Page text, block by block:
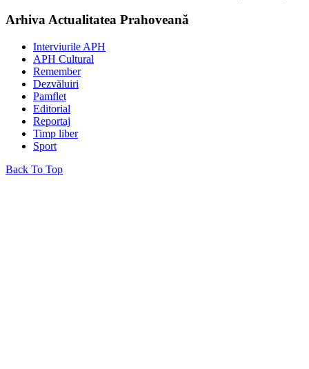
Arhiva Actualitatea Prahoveană
Interviurile APH
APH Cultural
Remember
Dezvăluiri
Pamflet
Editorial
Reportaj
Timp liber
Sport
Back To Top